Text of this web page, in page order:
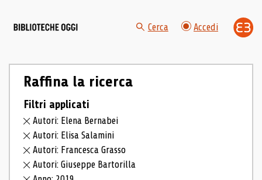
Cerca Accedi
Raffina la ricerca
Filtri applicati
Autori: Elena Bernabei
Autori: Elisa Salamini
Autori: Francesca Grasso
Autori: Giuseppe Bartorilla